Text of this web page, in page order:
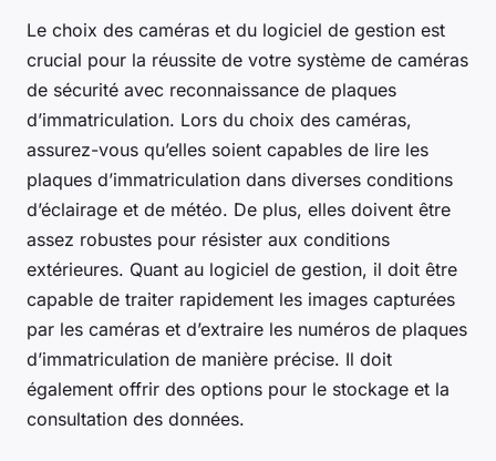
Le choix des caméras et du logiciel de gestion est
crucial pour la réussite de votre système de caméras
de sécurité avec reconnaissance de plaques
d’immatriculation. Lors du choix des caméras,
assurez-vous qu’elles soient capables de lire les
plaques d’immatriculation dans diverses conditions
d’éclairage et de météo. De plus, elles doivent être
assez robustes pour résister aux conditions
extérieures. Quant au logiciel de gestion, il doit être
capable de traiter rapidement les images capturées
par les caméras et d’extraire les numéros de plaques
d’immatriculation de manière précise. Il doit
également offrir des options pour le stockage et la
consultation des données.